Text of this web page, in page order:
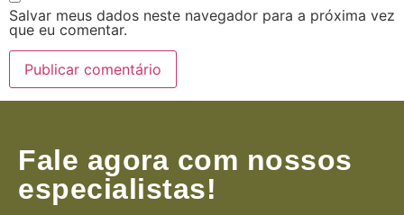
Salvar meus dados neste navegador para a próxima vez
que eu comentar.
Fale agora com nossos
especialistas!